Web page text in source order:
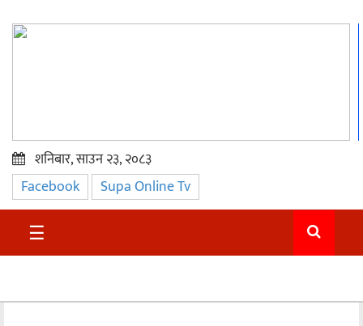
प्रमुख
समाचार
सुदुर
शनिबार, साउन २३, २०८३
Facebook Supa Online Tv
☰